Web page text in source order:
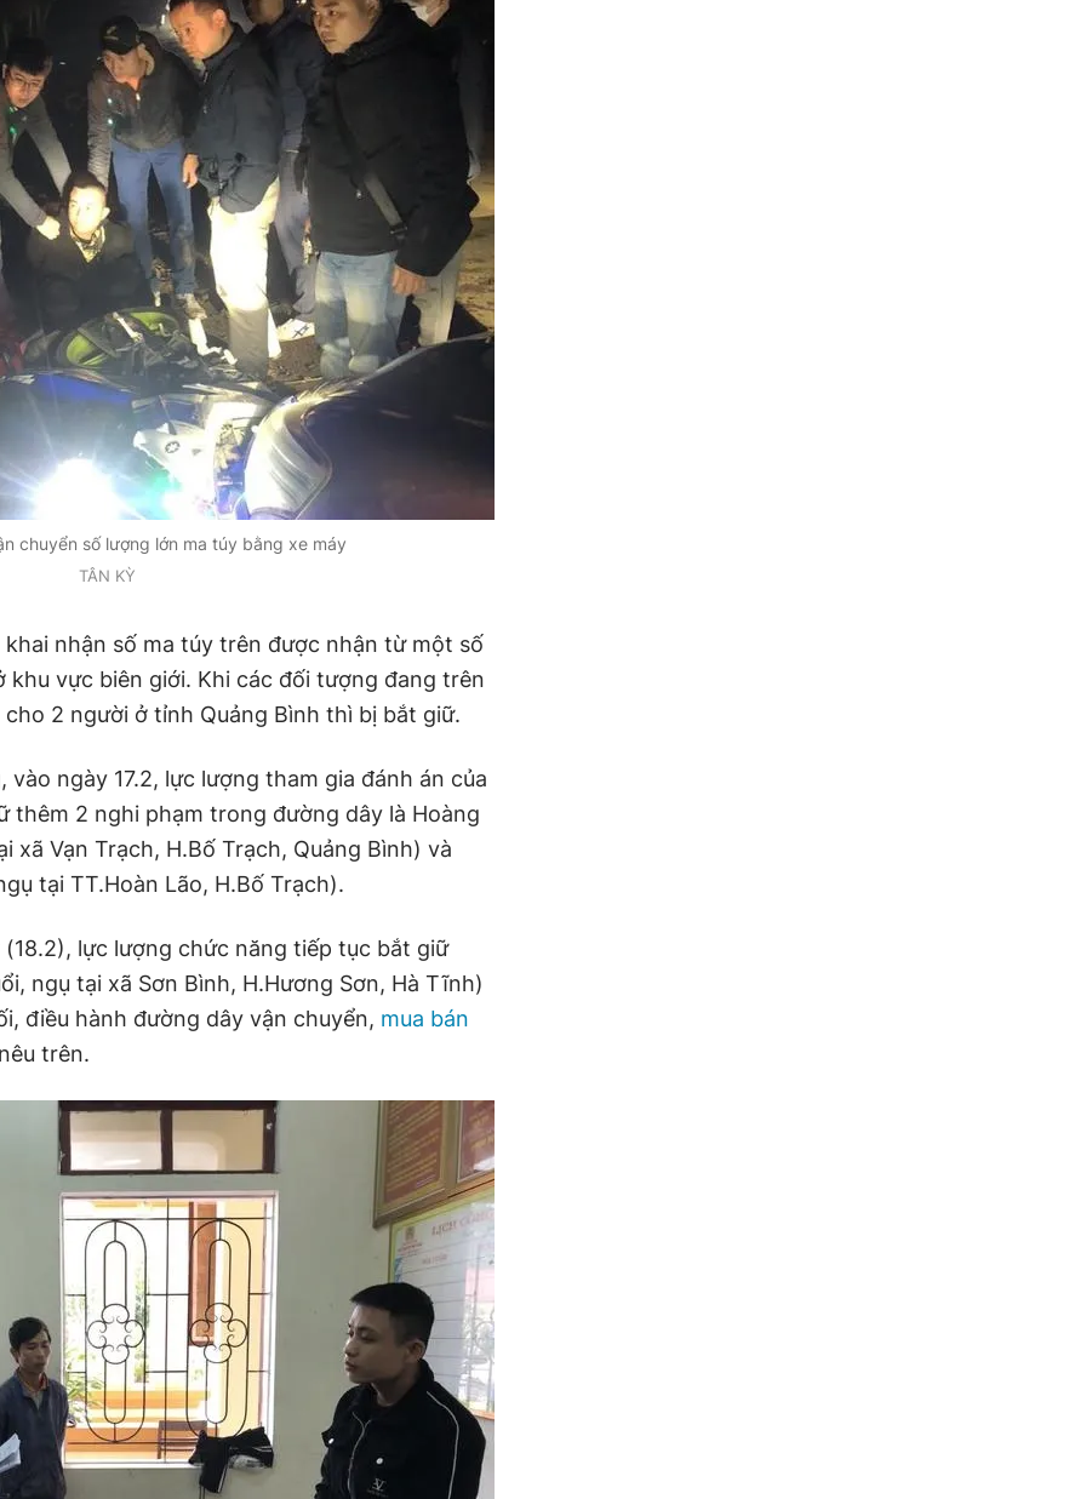
chuyển số lượng lớn ma túy bằng xe máy
TÂN KỲ
khai nhận số ma túy trên được nhận từ một số
khu vực biên giới. Khi các đối tượng đang trên
2 người ở tỉnh Quảng Bình thì bị bắt giữ.
ngày 17.2, lực lượng tham gia đánh án của
thêm 2 nghi phạm trong đường dây là Hoàng
xã Vạn Trạch, H.Bố Trạch, Quảng Bình) và
tại TT.Hoàn Lão, H.Bố Trạch).
lực lượng chức năng tiếp tục bắt giữ
ngụ tại xã Sơn Bình, H.Hương Sơn, Hà Tĩnh)
điều hành đường dây vận chuyển, mua bán
nêu trên.